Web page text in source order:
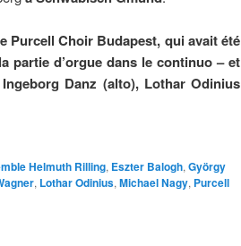
Purcell Choir Budapest, qui avait été
partie d’orgue dans le continuo – et
Danz (alto), Lothar Odinius
Helmuth Rilling, Eszter Balogh, György
, Lothar Odinius, Michael Nagy, Purcell